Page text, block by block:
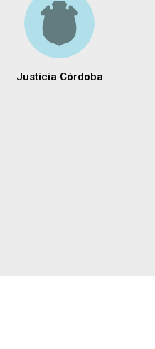
Justicia Córdoba